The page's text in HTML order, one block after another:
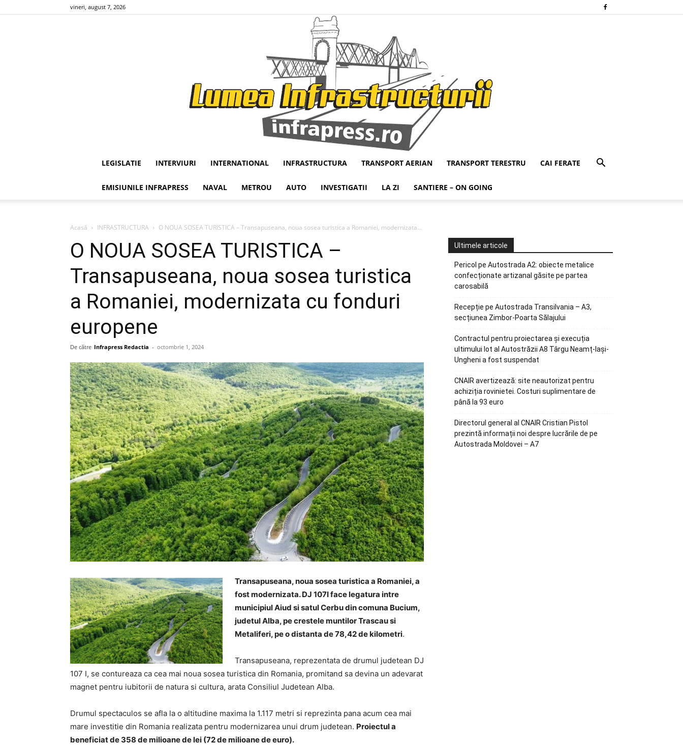
vineri, august 7, 2026
Infrapress
LEGISLATIE INTERVIURI INTERNATIONAL INFRASTRUCTURA TRANSPORT AERIAN TRANSPORT TERESTRU CAI FERATE
EMISIUNILE INFRAPRESS NAVAL METROU AUTO INVESTIGATII LA ZI SANTIERE – ON GOING
Acasă INFRASTRUCTURA O NOUA SOSEA TURISTICA – Transapuseana, noua sosea turistica a Romaniei, modernizata...
O NOUA SOSEA TURISTICA –
Transapuseana, noua sosea turistica
a Romaniei, modernizata cu fonduri
europene
De către Infrapress Redactia - octombrie 1, 2024
Transapuseana, noua sosea turistica a Romaniei, a
fost modernizata. DJ 107I face legatura intre
municipiul Aiud si satul Cerbu din comuna Bucium,
judetul Alba, pe crestele muntilor Trascau si
Metaliferi, pe o distanta de 78,42 de kilometri.
Transapuseana, reprezentata de drumul judetean DJ
107 I, se contureaza ca cea mai noua sosea turistica din Romania, promitand sa devina un adevarat
magnet pentru iubitorii de natura si cultura, arata Consiliul Judetean Alba.
Drumul spectaculos se afla la o altitudine maxima la 1.117 metri si reprezinta pana acum cea mai
mare investitie din Romania realizata pentru modernizarea unui drum judetean. Proiectul a
beneficiat de 358 de milioane de lei (72 de milioane de euro).
Ultimele articole
Pericol pe Autostrada A2: obiecte metalice
confecționate artizanal găsite pe partea
carosabilă
Recepție pe Autostrada Transilvania – A3,
secțiunea Zimbor-Poarta Sălajului
Contractul pentru proiectarea și execuția
ultimului lot al Autostrăzii A8 Târgu Neamț-Iași-
Ungheni a fost suspendat
CNAIR avertizează: site neautorizat pentru
achiziția rovinietei. Costuri suplimentare de
până la 93 euro
Directorul general al CNAIR Cristian Pistol
prezintă informații noi despre lucrările de pe
Autostrada Moldovei – A7